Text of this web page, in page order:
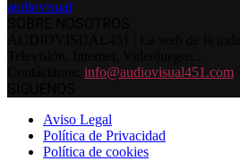
info@audiovisual451.com
Aviso Legal
Política de Privacidad
Política de cookies